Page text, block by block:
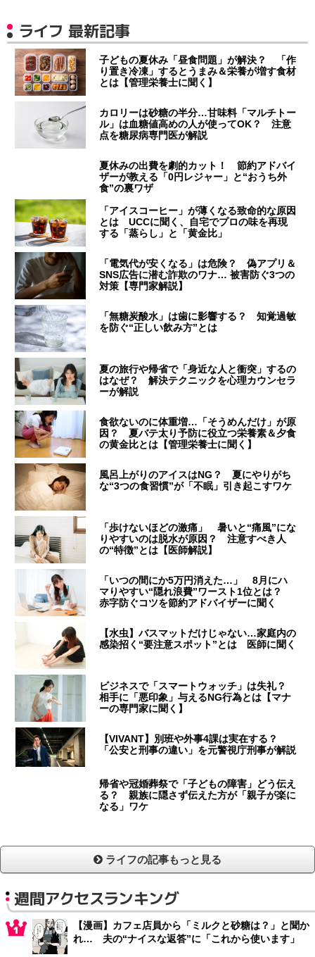
ライフ 最新記事
子どもの夏休み「昼食問題」が解決？ 「作
り置き冷凍」するとうまみ＆栄養が増す食材
とは【管理栄養士に聞く】
カロリーは砂糖の半分…甘味料「マルチトー
ル」は血糖値高めの人が使ってOK？ 注意
点を糖尿病専門医が解説
夏休みの出費を劇的カット！ 節約アドバイ
ザーが教える「0円レジャー」と“おうち外
食”の裏ワザ
「アイスコーヒー」が薄くなる致命的な原因
とは UCCに聞く、自宅でプロの味を再現
する「蒸らし」と「黄金比」
「電気代が安くなる」は危険？ 偽アプリ＆
SNS広告に潜む詐欺のワナ… 被害防ぐ3つの
対策【専門家解説】
「無糖炭酸水」は歯に影響する？ 知覚過敏
を防ぐ“正しい飲み方”とは
夏の旅行や帰省で「身近な人と衝突」するの
はなぜ？ 解決テクニックを心理カウンセラ
ーが解説
食欲ないのに体重増…「そうめんだけ」が原
因？ 夏バテ太り予防に役立つ栄養素＆夕食
の黄金比とは【管理栄養士に聞く】
風呂上がりのアイスはNG？ 夏にやりがち
な“3つの食習慣”が「不眠」引き起こすワケ
「歩けないほどの激痛」 暑いと“痛風”にな
りやすいのは脱水が原因？ 注意すべき人
の“特徴”とは【医師解説】
「いつの間にか5万円消えた…」 8月にハ
マりやすい“隠れ浪費”ワースト1位とは？
赤字防ぐコツを節約アドバイザーに聞く
【水虫】バスマットだけじゃない…家庭内の
感染招く“要注意スポット”とは 医師に聞く
ビジネスで「スマートウォッチ」は失礼？
相手に「悪印象」与えるNG行為とは【マナ
ーの専門家に聞く】
【VIVANT】別班や外事4課は実在する？
「公安と刑事の違い」を元警視庁刑事が解説
帰省や冠婚葬祭で「子どもの障害」どう伝え
る？ 親族に隠さず伝えた方が「親子が楽に
なる」ワケ
ライフの記事もっと見る
週間アクセスランキング
【漫画】カフェ店員から「ミルクと砂糖は？」と聞か
れ… 夫の“ナイスな返答”に「これから使います」